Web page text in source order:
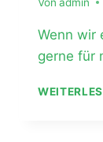
Wenn wir
gerne für